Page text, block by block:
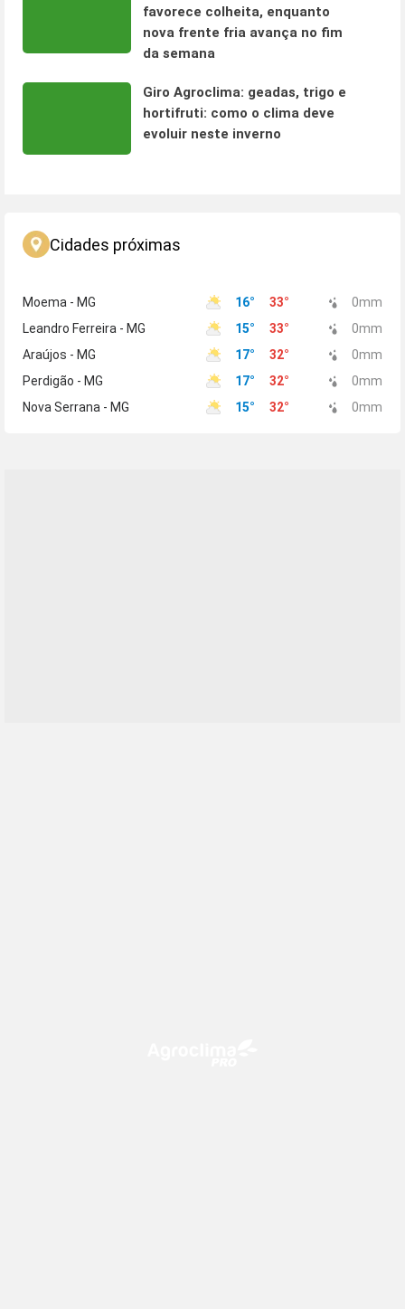
favorece colheita, enquanto
nova frente fria avança no fim
da semana
Giro Agroclima: geadas, trigo e
hortifruti: como o clima deve
evoluir neste inverno
Cidades próximas
Moema - MG 16° 33° 0mm
Leandro Ferreira - MG
15° 33° 0mm
Araújos - MG
17° 32° 0mm
Perdigão - MG
17° 32° 0mm
Nova Serrana - MG
15° 32° 0mm